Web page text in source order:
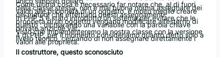
Come ultima cosa è necessario far notare che, al di fuori
della classe stessa, non è mai buona norma assegnare dei
valori alle prioprietà di un oggetto, è molto meglio creare
dei metodi che effettuino questi assegnamenti.
In PHP 5 è stato introdotto un sistema per evitare che le
proprietà di un oggetto vengano modificate all’esterno di
questo : dichiarando una variabile con la parola chiave
private anzichè var.
Visto che implementeremo la nostra classe con la versione
4 di PHP, per il momento consideriamo quanto detto solo a
livello teorico, cercando di non assegnare direttamente i
valori alle proprietà.
Il costruttore, questo sconosciuto